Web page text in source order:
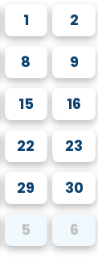
1 2
8 9
15 16
22 23
29 30
5 6